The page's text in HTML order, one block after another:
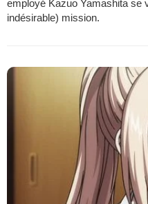
employé Kazuo Yamashita se
indésirable) mission.